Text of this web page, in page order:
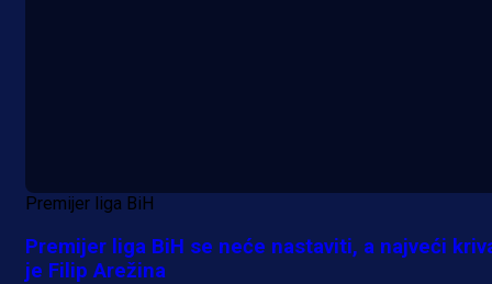
Premijer liga BiH
Premijer liga BiH se neće nastaviti, a najveći
je Filip Arežina